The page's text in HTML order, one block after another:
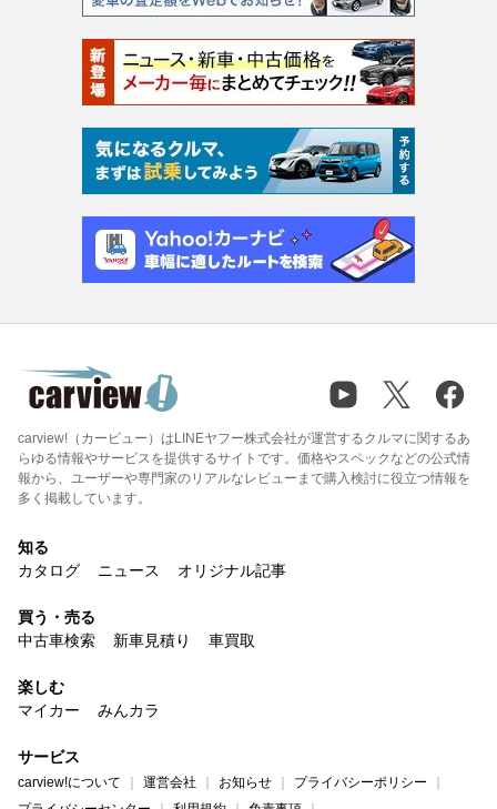
carview!（カービュー）はLINEヤフー株式会社が運営するクルマに関するあ
らゆる情報やサービスを提供するサイトです。価格やスペックなどの公式情
報から、ユーザーや専門家のリアルなレビューまで購入検討に役立つ情報を
多く掲載しています。
知る
カタログ
ニュース オリジナル記事
買う・売る
中古車検索
新車見積り 車買取
楽しむ
マイカー
みんカラ
サービス
carview!について 運営会社 お知らせ
プライバシーポリシー